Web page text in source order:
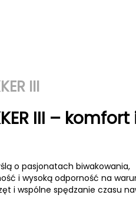
III
III – komfort
o pasjonatach biwakowania,
i wysoką odporność na
i wspólne spędzanie czasu